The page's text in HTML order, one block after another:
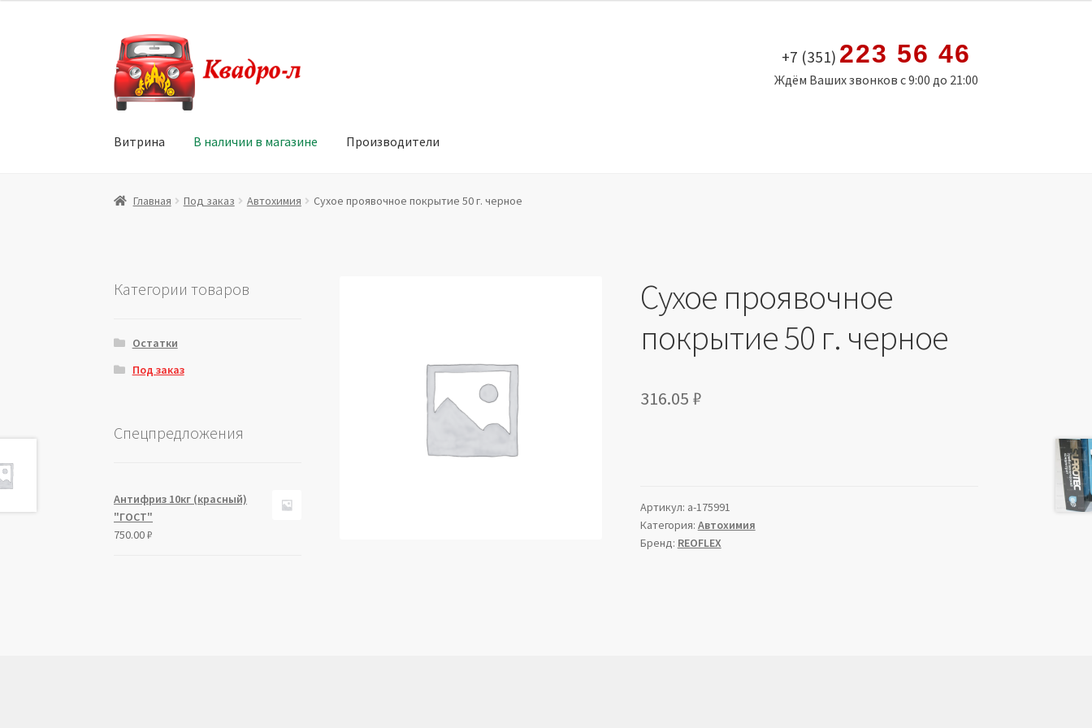
Перейти
к
навигации
Перейти
к
содержимому
+7 (351) 223 56 46
Ждём Ваших звонков с 9:00 до 21:00
Витрина В наличии в магазине Производители
Главная Витрина Мой аккаунт Политика в отношении обработки персональных данных
Главная Под заказ Автохимия Сухое проявочное покрытие 50 г. черное
Сухое проявочное
покрытие 50 г. черное
316.05 ₽
Артикул: a-175991
Категория: Автохимия
Бренд: REOFLEX
Категории товаров
Остатки
Под заказ
Спецпредложения
Антифриз 10кг (красный)
"ГОСТ"
750.00₽